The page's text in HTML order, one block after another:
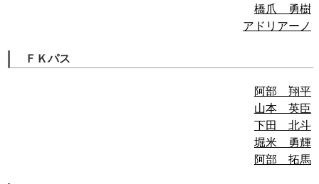
橋爪 勇樹
アドリアーノ
ＦＫパス
阿部 翔平
山本 英臣
下田 北斗
堀米 勇輝
阿部 拓馬